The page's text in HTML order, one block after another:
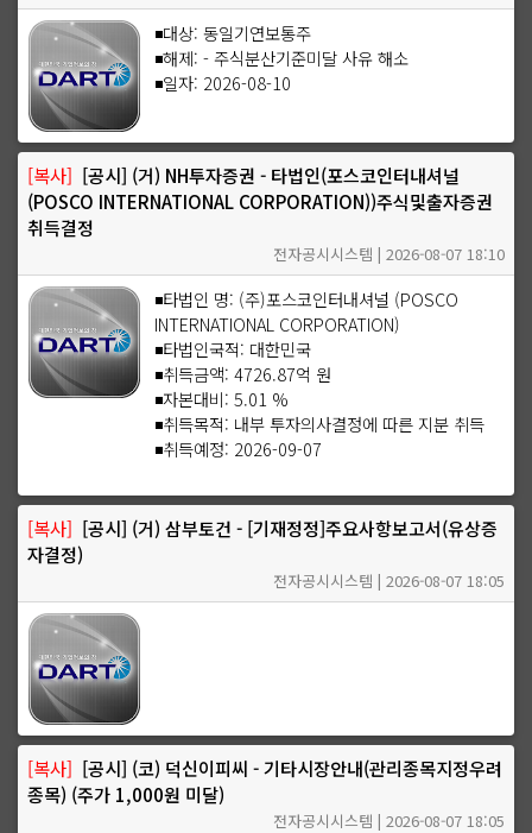
◾대상: 동일기연보통주
◾해제: - 주식분산기준미달 사유 해소
◾일자: 2026-08-10
[복사] [공시] (거) NH투자증권 - 타법인(포스코인터내셔널
(POSCO INTERNATIONAL CORPORATION))주식및출자증권
취득결정
전자공시시스템 | 2026-08-07 18:10
◾타법인 명: (주)포스코인터내셔널 (POSCO
INTERNATIONAL CORPORATION)
◾타법인국적: 대한민국
◾취득금액: 4726.87억 원
◾자본대비: 5.01 %
◾취득목적: 내부 투자의사결정에 따른 지분 취득
◾취득예정: 2026-09-07
[복사] [공시] (거) 삼부토건 - [기재정정]주요사항보고서(유상증
자결정)
전자공시시스템 | 2026-08-07 18:05
[복사] [공시] (코) 덕신이피씨 - 기타시장안내(관리종목지정우려
종목) (주가 1,000원 미달)
전자공시시스템 | 2026-08-07 18:05